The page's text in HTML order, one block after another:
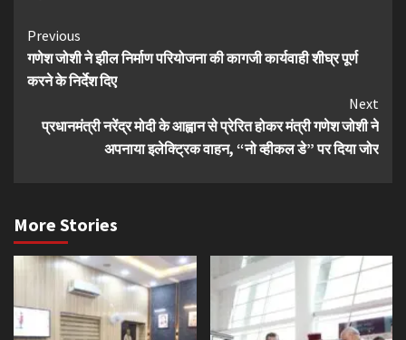
Continue
Reading
Previous
गणेश जोशी ने झील निर्माण परियोजना की कागजी कार्यवाही शीघ्र पूर्ण
करने के निर्देश दिए
Next
प्रधानमंत्री नरेंद्र मोदी के आह्वान से प्रेरित होकर मंत्री गणेश जोशी ने
अपनाया इलेक्ट्रिक वाहन, “नो व्हीकल डे” पर दिया जोर
More Stories